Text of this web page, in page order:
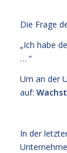
Die Frage
„Ich habe
… “
Um an der
auf:
In der